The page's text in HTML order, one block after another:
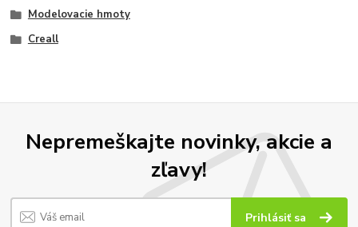
Modelovacie hmoty
Creall
Nepremeškajte novinky, akcie a
zľavy!
Prihlásiť sa